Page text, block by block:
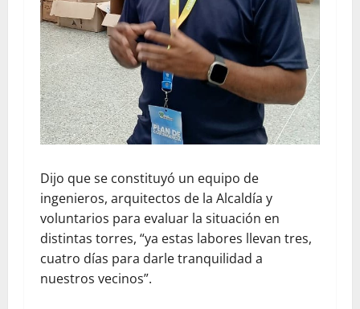
Dijo que se constituyó un equipo de
ingenieros, arquitectos de la Alcaldía y
voluntarios para evaluar la situación en
distintas torres, “ya estas labores llevan tres,
cuatro días para darle tranquilidad a
nuestros vecinos”.